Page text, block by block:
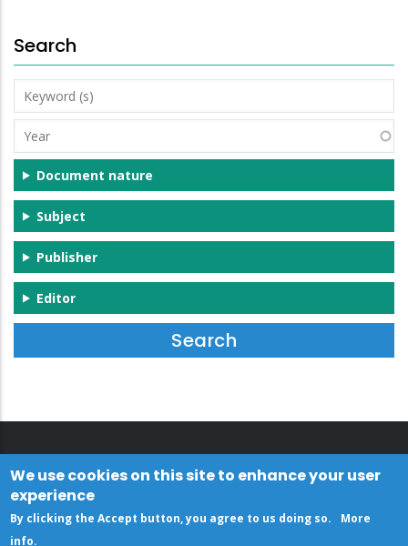
Search
Keyword
(s)
Year
Document nature
Subject
Publisher
Editor
We use cookies on this site to enhance your user
experience
By clicking the Accept button, you agree to us doing so.
More
info.